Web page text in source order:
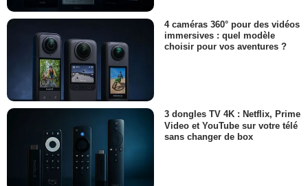
4 caméras 360° pour des vidéos
immersives : quel modèle
choisir pour vos aventures ?
3 dongles TV 4K : Netflix, Prime
Video et YouTube sur votre télé
sans changer de box